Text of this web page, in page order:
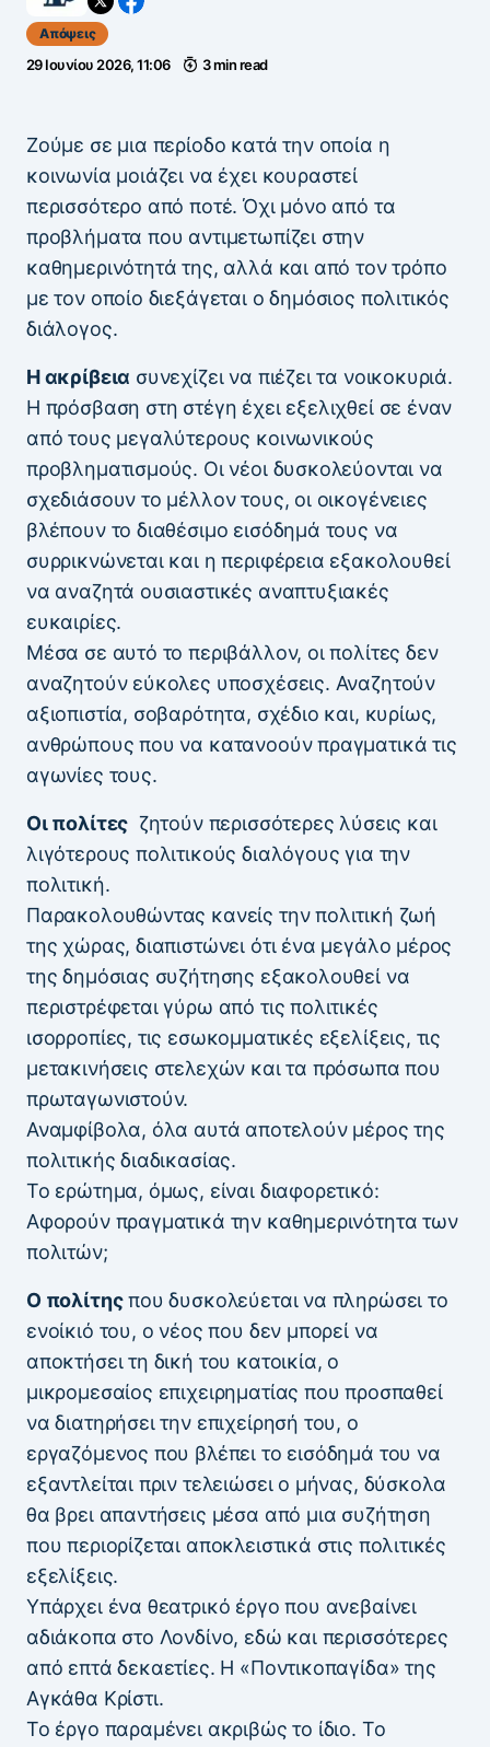
Απόψεις
29 Ιουνίου 2026, 11:06 3 min read
Ζούμε σε μια περίοδο κατά την οποία η
κοινωνία μοιάζει να έχει κουραστεί
περισσότερο από ποτέ. Όχι μόνο από τα
προβλήματα που αντιμετωπίζει στην
καθημερινότητά της, αλλά και από τον τρόπο
με τον οποίο διεξάγεται ο δημόσιος πολιτικός
διάλογος.
Η ακρίβεια συνεχίζει να πιέζει τα νοικοκυριά.
Η πρόσβαση στη στέγη έχει εξελιχθεί σε έναν
από τους μεγαλύτερους κοινωνικούς
προβληματισμούς. Οι νέοι δυσκολεύονται να
σχεδιάσουν το μέλλον τους, οι οικογένειες
βλέπουν το διαθέσιμο εισόδημά τους να
συρρικνώνεται και η περιφέρεια εξακολουθεί
να αναζητά ουσιαστικές αναπτυξιακές
ευκαιρίες.
Μέσα σε αυτό το περιβάλλον, οι πολίτες δεν
αναζητούν εύκολες υποσχέσεις. Αναζητούν
αξιοπιστία, σοβαρότητα, σχέδιο και, κυρίως,
ανθρώπους που να κατανοούν πραγματικά τις
αγωνίες τους.
Οι πολίτες ζητούν περισσότερες λύσεις και
λιγότερους πολιτικούς διαλόγους για την
πολιτική.
Παρακολουθώντας κανείς την πολιτική ζωή
της χώρας, διαπιστώνει ότι ένα μεγάλο μέρος
της δημόσιας συζήτησης εξακολουθεί να
περιστρέφεται γύρω από τις πολιτικές
ισορροπίες, τις εσωκομματικές εξελίξεις, τις
μετακινήσεις στελεχών και τα πρόσωπα που
πρωταγωνιστούν.
Αναμφίβολα, όλα αυτά αποτελούν μέρος της
πολιτικής διαδικασίας.
Το ερώτημα, όμως, είναι διαφορετικό:
Αφορούν πραγματικά την καθημερινότητα των
πολιτών;
Ο πολίτηςπου δυσκολεύεται να πληρώσει το
ενοίκιό του, ο νέος που δεν μπορεί να
αποκτήσει τη δική του κατοικία, ο
μικρομεσαίος επιχειρηματίας που προσπαθεί
να διατηρήσει την επιχείρησή του, ο
εργαζόμενος που βλέπει το εισόδημά του να
εξαντλείται πριν τελειώσει ο μήνας, δύσκολα
θα βρει απαντήσεις μέσα από μια συζήτηση
που περιορίζεται αποκλειστικά στις πολιτικές
εξελίξεις.
Υπάρχει ένα θεατρικό έργο που ανεβαίνει
αδιάκοπα στο Λονδίνο, εδώ και περισσότερες
από επτά δεκαετίες. Η «Ποντικοπαγίδα» της
Αγκάθα Κρίστι.
Το έργο παραμένει ακριβώς το ίδιο. Το